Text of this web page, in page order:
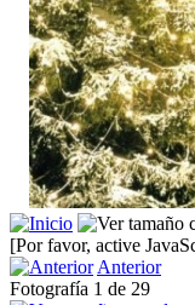
[Por favor, active
Anterior
Fotografía 1 de 29